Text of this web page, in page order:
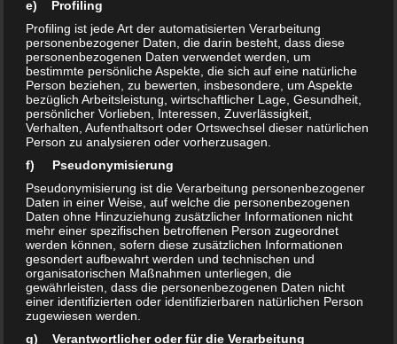
GWA Neu Olvenstedt
Protokollentwurf vom 23.8.23
3. SEPTEMBER 2023
16.Juni 17:00 Brunnenstieg
8. JUNI 2021
e) Profiling
Profiling ist jede Art der automatisierten Verarbeitung
personenbezogener Daten, die darin besteht, dass diese
personenbezogenen Daten verwendet werden, um
bestimmte persönliche Aspekte, die sich auf eine natürliche
Person beziehen, zu bewerten, insbesondere, um Aspekte
bezüglich Arbeitsleistung, wirtschaftlicher Lage, Gesundheit,
persönlicher Vorlieben, Interessen, Zuverlässigkeit,
Verhalten, Aufenthaltsort oder Ortswechsel dieser natürlichen
Person zu analysieren oder vorherzusagen.
f) Pseudonymisierung
Pseudonymisierung ist die Verarbeitung personenbezogener
Daten in einer Weise, auf welche die personenbezogenen
Daten ohne Hinzuziehung zusätzlicher Informationen nicht
mehr einer spezifischen betroffenen Person zugeordnet
werden können, sofern diese zusätzlichen Informationen
gesondert aufbewahrt werden und technischen und
organisatorischen Maßnahmen unterliegen, die
gewährleisten, dass die personenbezogenen Daten nicht
einer identifizierten oder identifizierbaren natürlichen Person
zugewiesen werden.
g) Verantwortlicher oder für die Verarbeitung